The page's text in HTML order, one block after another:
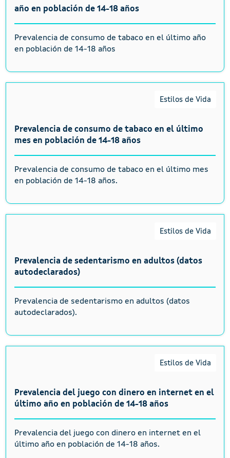
año en población de 14-18 años
Prevalencia de consumo de tabaco en el último año
en población de 14-18 años
Estilos de Vida
Prevalencia de consumo de tabaco en el último
mes en población de 14-18 años
Prevalencia de consumo de tabaco en el último mes
en población de 14-18 años.
Estilos de Vida
Prevalencia de sedentarismo en adultos (datos
autodeclarados)
Prevalencia de sedentarismo en adultos (datos
autodeclarados).
Estilos de Vida
Prevalencia del juego con dinero en internet en el
último año en población de 14-18 años
Prevalencia del juego con dinero en internet en el
último año en población de 14-18 años.